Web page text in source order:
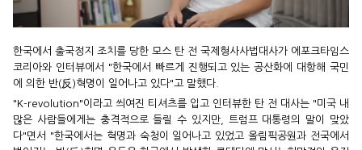
한국에서 출국정지 조치를 당한 모스 탄 전 국제형사사법대사가 에포크타임스
코리아와 인터뷰에서 "한국에서 빠르게 진행되고 있는 공산화에 대항해 국민
에 의한 반(反)혁명이 일어나고 있다"고 말했다.
"K-revolution"이라고 씌여진 티셔츠를 입고 인터뷰한 탄 전 대사는 "미국 내
많은 사람들에게는 충격적으로 들릴 수 있지만, 트럼프 대통령의 말이 맞았
다"면서 "한국에서는 혁명과 숙청이 일어나고 있었고 올림픽공원과 전국에서